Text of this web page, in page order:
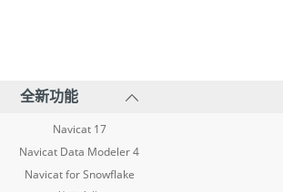
全新功能
Navicat 17
Navicat Data Modeler 4
Navicat for Snowflake